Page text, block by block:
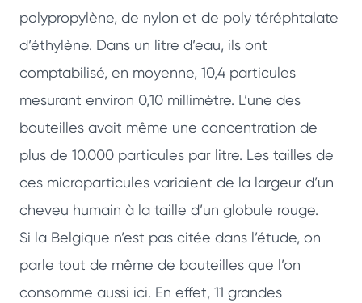
polypropylène, de nylon et de poly téréphtalate
d’éthylène. Dans un litre d’eau, ils ont
comptabilisé, en moyenne, 10,4 particules
mesurant environ 0,10 millimètre. L’une des
bouteilles avait même une concentration de
plus de 10.000 particules par litre. Les tailles de
ces microparticules variaient de la largeur d’un
cheveu humain à la taille d’un globule rouge.
Si la Belgique n’est pas citée dans l’étude, on
parle tout de même de bouteilles que l’on
consomme aussi ici. En effet, 11 grandes